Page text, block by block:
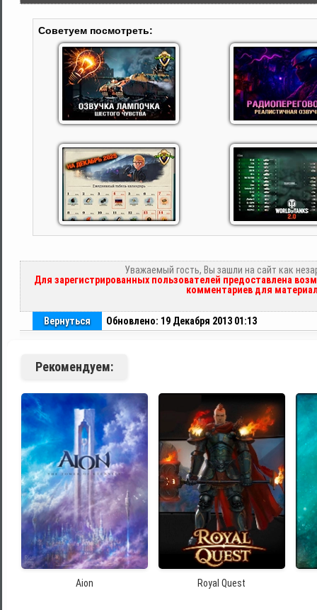
Советуем посмотреть:
Уважаемый гость, Вы зашли на сайт как
Для зарегистрированных пользователей предоставлена
комментариев для
Вернуться Обновлено: 19 Декабря 2013 01:13
Рекомендуем:
Aion Royal Quest